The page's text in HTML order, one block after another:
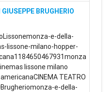
BRUGHERIO
e-della-
lissone-milano-hopper-
lissone milano
TEATRO
e-della-